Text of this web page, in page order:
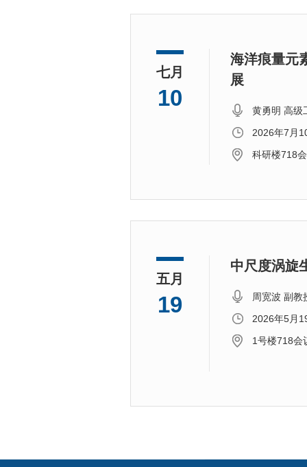
七月
10
海洋痕量元
展
黄勇明 高级
2026年7月
科研楼718
五月
19
中尺度涡旋
周宽波 副教
2026年5月
1号楼718会